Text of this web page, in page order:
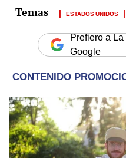
ESTADOS UNIDOS
Prefiero a
Google